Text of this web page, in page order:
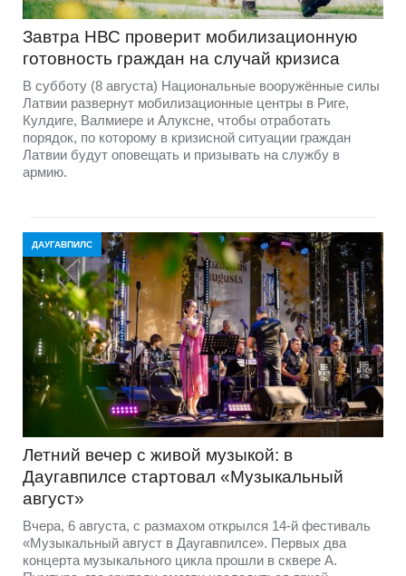
Завтра НВС проверит мобилизационную
готовность граждан на случай кризиса
В субботу (8 августа) Национальные вооружённые силы
Латвии развернут мобилизационные центры в Риге,
Кулдиге, Валмиере и Алуксне, чтобы отработать
порядок, по которому в кризисной ситуации граждан
Латвии будут оповещать и призывать на службу в
армию.
ДАУГАВПИЛС
Летний вечер с живой музыкой: в
Даугавпилсе стартовал «Музыкальный
август»
Вчера, 6 августа, с размахом открылся 14-й фестиваль
«Музыкальный август в Даугавпилсе». Первых два
концерта музыкального цикла прошли в сквере А.